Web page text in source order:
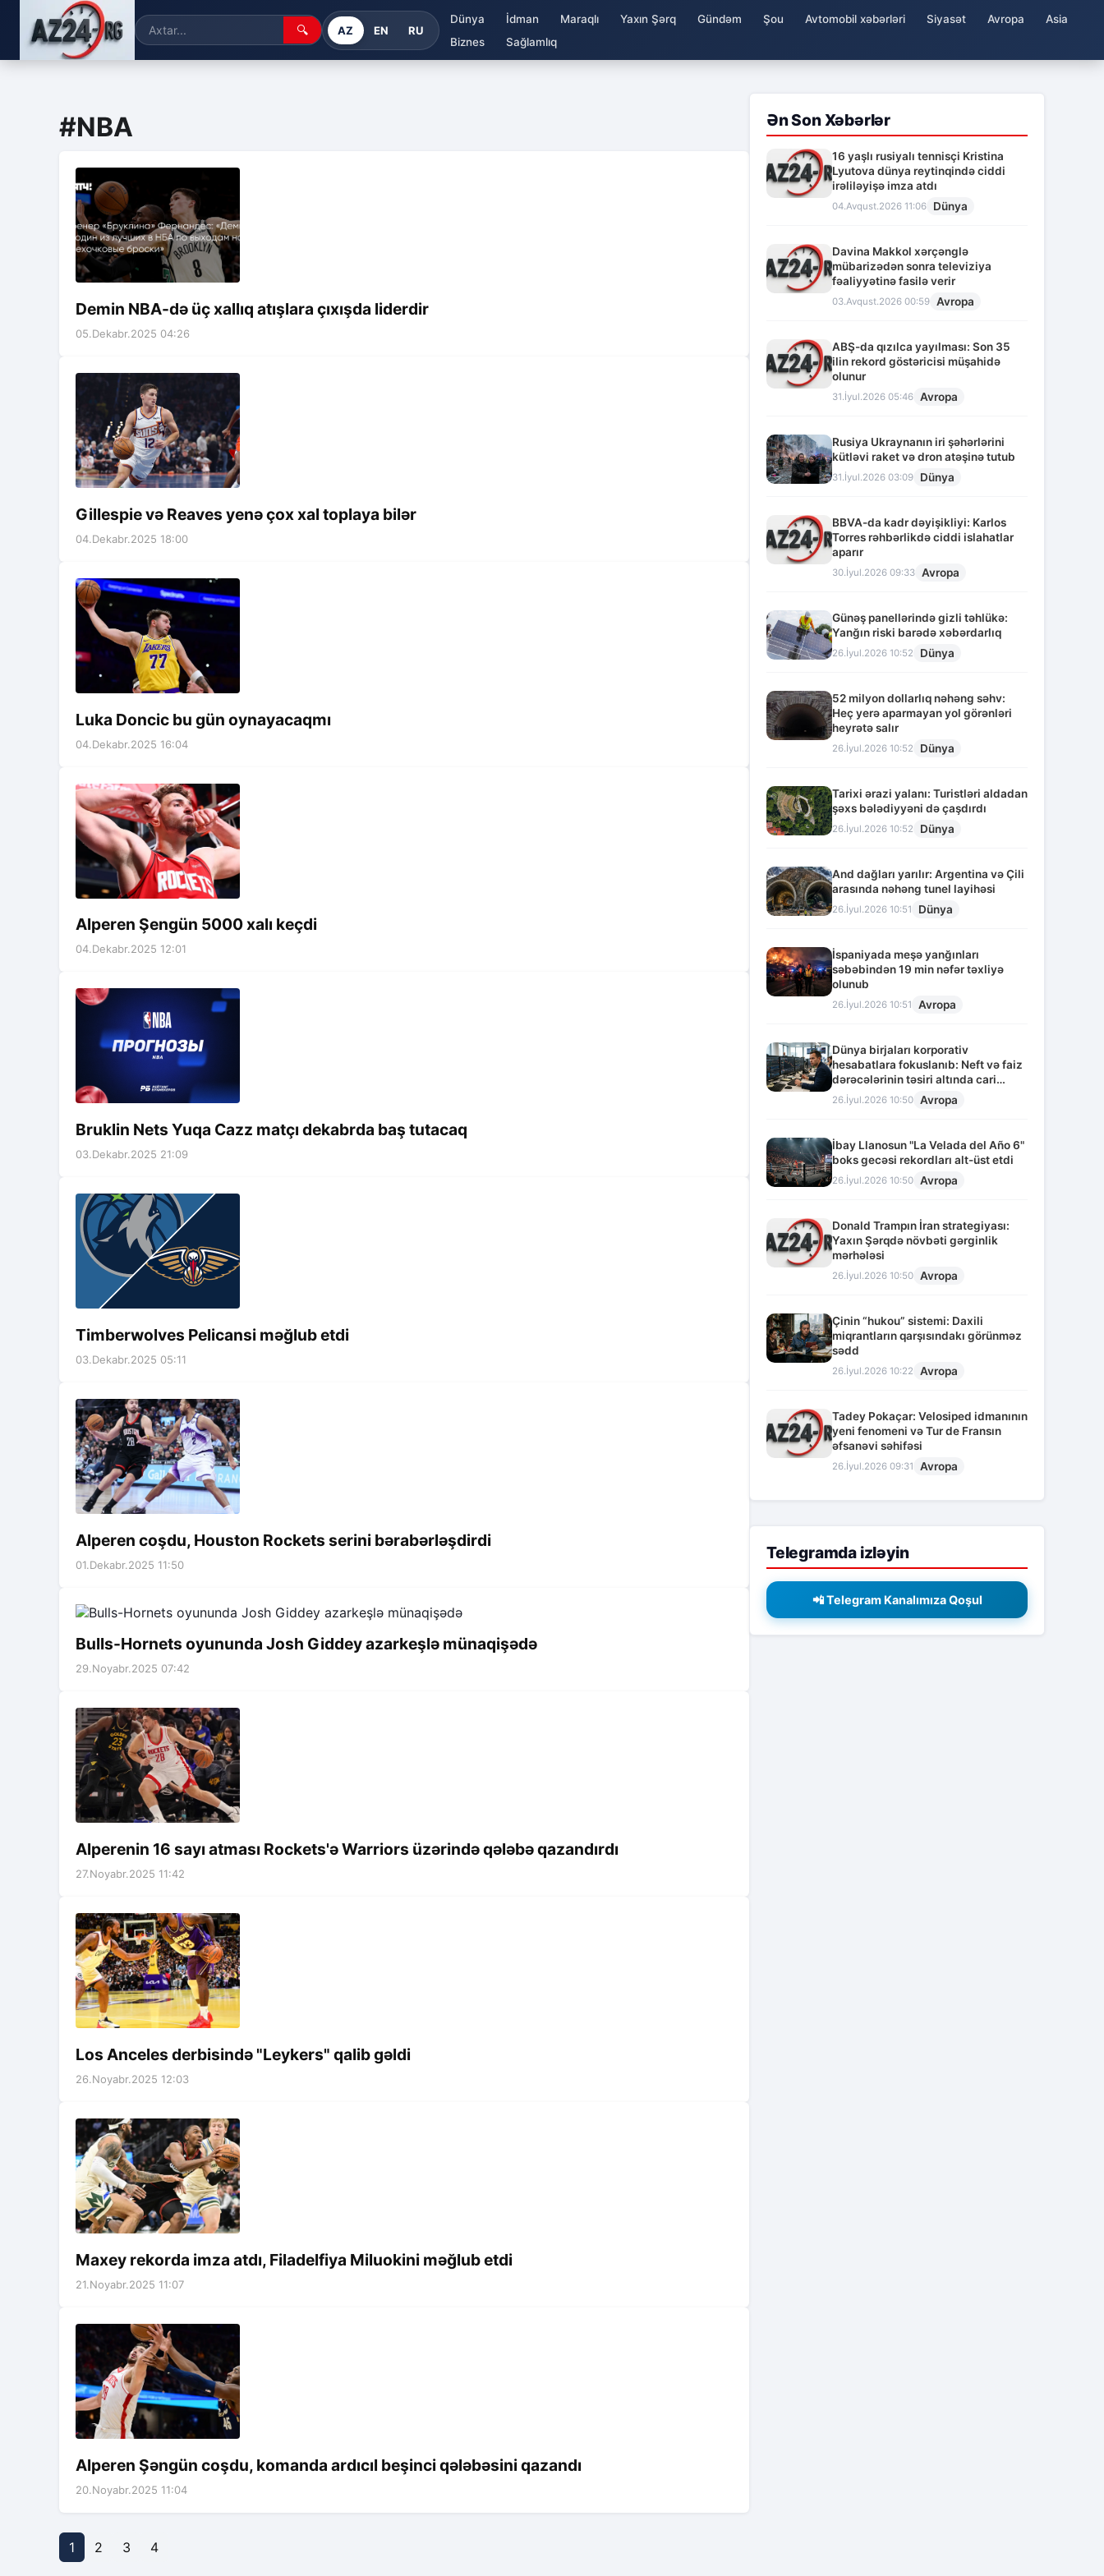
🔍 AZ EN RU
Dünya İdman Maraqlı Yaxın Şərq Gündəm Şou Avtomobil xəbərləri Siyasət Avropa
Asia
Biznes
Sağlamlıq
#NBA
Demin NBA-də üç xallıq atışlara çıxışda liderdir
05.Dekabr.2025 04:26
Gillespie və Reaves yenə çox xal toplaya bilər
04.Dekabr.2025 18:00
Luka Doncic bu gün oynayacaqmı
04.Dekabr.2025 16:04
Alperen Şengün 5000 xalı keçdi
04.Dekabr.2025 12:01
Bruklin Nets Yuqa Cazz matçı dekabrda baş tutacaq
03.Dekabr.2025 21:09
Timberwolves Pelicansi məğlub etdi
03.Dekabr.2025 05:11
Alperen coşdu, Houston Rockets serini bərabərləşdirdi
01.Dekabr.2025 11:50
Bulls-Hornets oyununda Josh Giddey azarkeşlə münaqişədə
29.Noyabr.2025 07:42
Alperenin 16 sayı atması Rockets'ə Warriors üzərində qələbə qazandırdı
27.Noyabr.2025 11:42
Los Anceles derbisində "Leykers" qalib gəldi
26.Noyabr.2025 12:03
Maxey rekorda imza atdı, Filadelfiya Miluokini məğlub etdi
21.Noyabr.2025 11:07
Alperen Şəngün coşdu, komanda ardıcıl beşinci qələbəsini qazandı
20.Noyabr.2025 11:04
1 2 3 4
Ən Son Xəbərlər
16 yaşlı rusiyalı tennisçi Kristina
Lyutova dünya reytinqində ciddi
irəliləyişə imza atdı
04.Avqust.2026 11:06 Dünya
Davina Makkol xərçənglə
mübarizədən sonra televiziya
fəaliyyətinə fasilə verir
03.Avqust.2026 00:59 Avropa
ABŞ-da qızılca yayılması: Son 35
ilin rekord göstəricisi müşahidə
olunur
31.İyul.2026 05:46 Avropa
Rusiya Ukraynanın iri şəhərlərini
kütləvi raket və dron atəşinə tutub
31.İyul.2026 03:09 Dünya
BBVA-da kadr dəyişikliyi: Karlos
Torres rəhbərlikdə ciddi islahatlar
aparır
30.İyul.2026 09:33 Avropa
Günəş panellərində gizli təhlükə:
Yanğın riski barədə xəbərdarlıq
26.İyul.2026 10:52 Dünya
52 milyon dollarlıq nəhəng səhv:
Heç yerə aparmayan yol görənləri
heyrətə salır
26.İyul.2026 10:52 Dünya
Tarixi ərazi yalanı: Turistləri aldadan
şəxs bələdiyyəni də çaşdırdı
26.İyul.2026 10:52 Dünya
And dağları yarılır: Argentina və Çili
arasında nəhəng tunel layihəsi
26.İyul.2026 10:51 Dünya
İspaniyada meşə yanğınları
səbəbindən 19 min nəfər təxliyə
olunub
26.İyul.2026 10:51 Avropa
Dünya birjaları korporativ
hesabatlara fokuslanıb: Neft və faiz
dərəcələrinin təsiri altında cari
vəziyyət
26.İyul.2026 10:50 Avropa
İbay Llanosun "La Velada del Año 6"
boks gecəsi rekordları alt-üst etdi
26.İyul.2026 10:50 Avropa
Donald Trampın İran strategiyası:
Yaxın Şərqdə növbəti gərginlik
mərhələsi
26.İyul.2026 10:50 Avropa
Çinin “hukou” sistemi: Daxili
miqrantların qarşısındakı görünməz
sədd
26.İyul.2026 10:22 Avropa
Tadey Pokaçar: Velosiped idmanının
yeni fenomeni və Tur de Fransın
əfsanəvi səhifəsi
26.İyul.2026 09:31 Avropa
Telegramda izləyin
📲 Telegram Kanalımıza Qoşul